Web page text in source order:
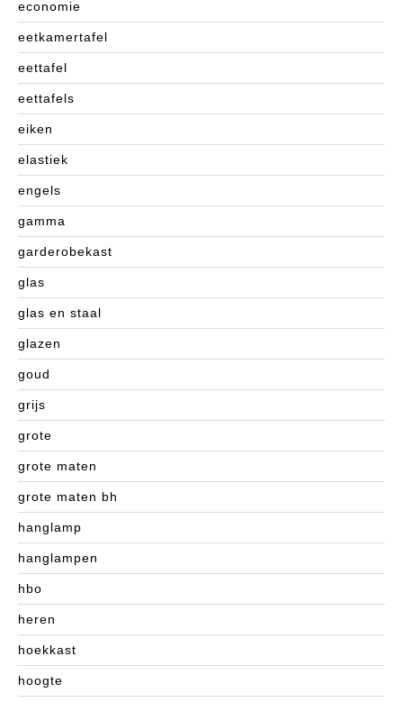
economie
eetkamertafel
eettafel
eettafels
eiken
elastiek
engels
gamma
garderobekast
glas
glas en staal
glazen
goud
grijs
grote
grote maten
grote maten bh
hanglamp
hanglampen
hbo
heren
hoekkast
hoogte